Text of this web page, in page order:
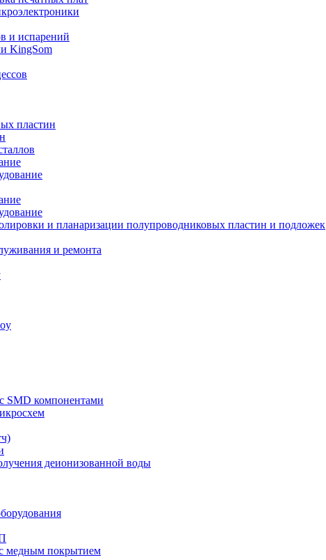
и испарений
KingSom
пластин
и планаризации полупроводниковых пластин и подложек
и ремонта
SMD компонентами
деионизованной воды
медным покрытием